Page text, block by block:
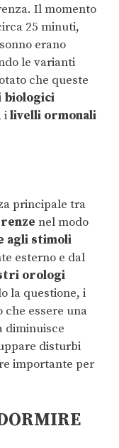
Il momento
25 minuti,
erano
le varianti
che queste
biologici
ilivelli ormonali
principale tra
nel modo
agli stimoli
esterno e dal
orologi
la questione, i
essere una
diminuisce
disturbi
importante per